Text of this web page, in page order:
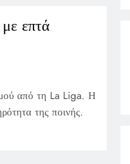
επτά
από τη La Liga. Η
της ποινής.